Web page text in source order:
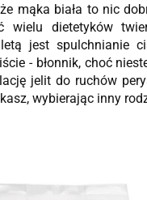
mąka biała to nic
dietetyków
jest spulchnianie
- błonnik, choć
jelit do ruchów
wybierając inny